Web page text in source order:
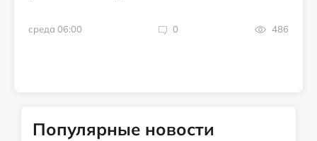
среда 06:00 0 486
Популярные новости